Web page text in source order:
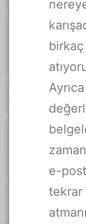
e-
tekrar